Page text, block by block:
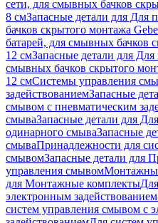
сети, для смывных бачков
8 смЗапасные детали для Для
бачков скрытого монтажа
батарей, для смывных бачков
12 смЗапасные детали для Для
смывных бачков скрытого
12 смСистемы управления
задействованиемЗапасные
смывом с пневматическим
смываЗапасные детали для
одинарного смываЗапасные
смываПринадлежности для
смывомЗапасные детали для
управления смывом
для Монтажные комплекты
электронным задействованием
систем управления смывом с